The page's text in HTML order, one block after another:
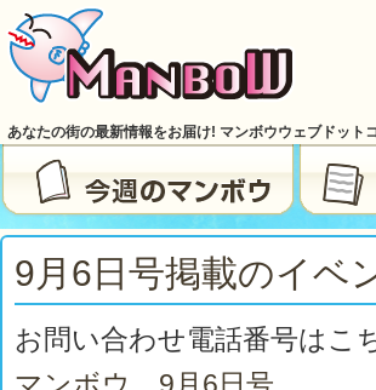
あなたの街の最新情報をお届け! マンボウウェブドット
9月6日号掲載のイベ
お問い合わせ電話番号は